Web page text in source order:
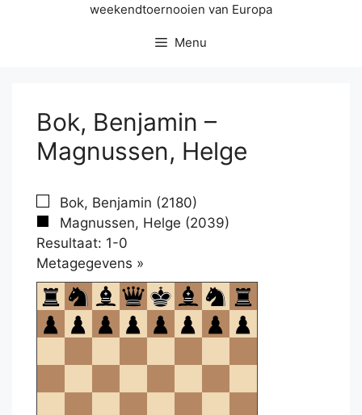
weekendtoernooien van Europa
Menu
Bok, Benjamin –
Magnussen, Helge
Bok, Benjamin (2180)
Magnussen, Helge (2039)
Resultaat: 1-0
Metagegevens »
om
te
openen.